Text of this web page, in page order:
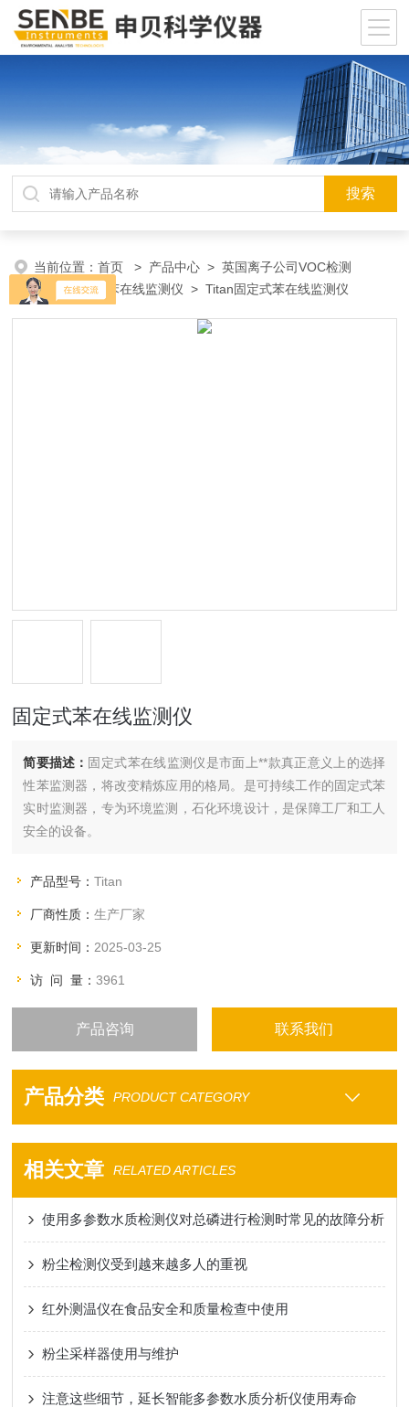
当前位置：首页 > 产品中心 >英国离子公司VOC检测
仪
>固定式苯在线监测仪 > Titan固定式苯在线监测仪
固定式苯在线监测仪
简要描述： 固定式苯在线监测仪是市面上**款真正意义上的选择
性苯监测器，将改变精炼应用的格局。是可持续工作的固定式苯
实时监测器，专为环境监测，石化环境设计，是保障工厂和工人
安全的设备。
产品型号：Titan
厂商性质：生产厂家
更新时间： 2025-03-25
访 问 量：3961
产品咨询 联系我们
产品分类 PRODUCT CATEGORY
相关文章 RELATED ARTICLES
使用多参数水质检测仪对总磷进行检测时常见的故障分析
粉尘检测仪受到越来越多人的重视
红外测温仪在食品安全和质量检查中使用
粉尘采样器使用与维护
注意这些细节，延长智能多参数水质分析仪使用寿命